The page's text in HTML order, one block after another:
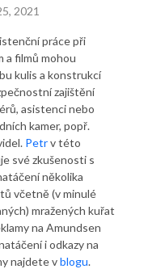
2021
práce při
a filmů mohou
kulis a konstrukcí
zajištění
asistenci nebo
kamer, popř.
Petrv této
své zkušenosti s
několika
včetně (v minulé
mražených kuřat
na Amundsen
i odkazy na
najdete vblogu.